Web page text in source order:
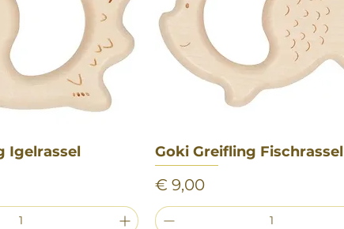
Igelrassel Schnellansicht
Goki Greifling Fischrassel
Preis
€ 9,00